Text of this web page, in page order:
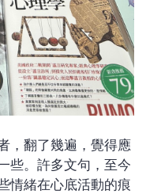
，翻了幾遍，覺得應
些。許多文句，至今
情緒在心底活動的痕